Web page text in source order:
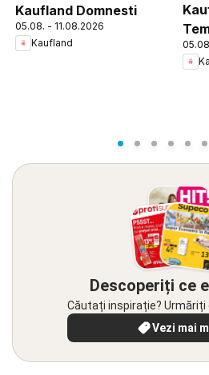
Kaufland Domnesti
05.08. - 11.08.2026
Kaufland
Descoperiți ce
Căutați inspirație?
Vezi mai